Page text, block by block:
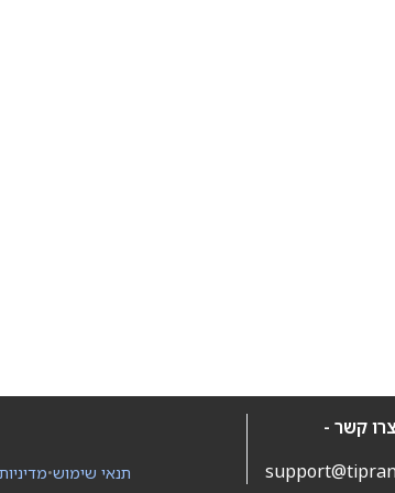
צרו קשר -
•תנאי שימוש